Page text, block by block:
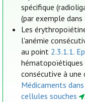
spécifique
(par exemple
Les
l'anémie
au point 2.3.1.1.
hématopoïétiques
consécutive à une
Médicaments
cellules souches
.